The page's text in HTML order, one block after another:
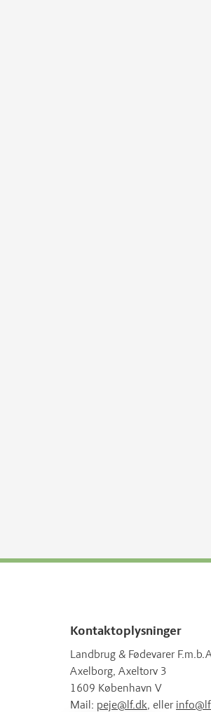
Kontaktoplysninger
Landbrug & Fødevarer
Axelborg, Axeltorv 3
1609 København V
Mail: peje@lf.dk, eller